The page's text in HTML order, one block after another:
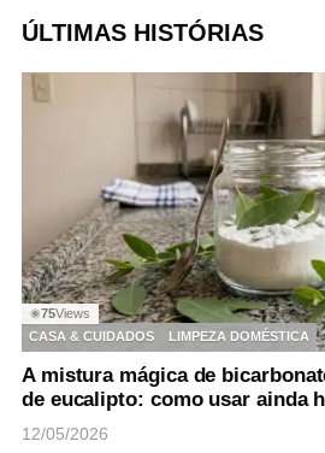
ÚLTIMAS HISTÓRIAS
◉75Views
CASA & CUIDADOS
LIMPEZA DOMÉSTICA
A mistura mágica de
de eucalipto: como usar ainda
12/05/2026